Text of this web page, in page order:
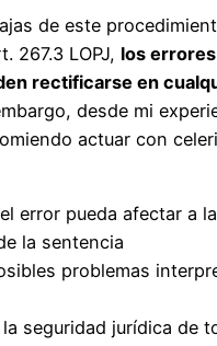
de este
267.3 LOPJ, los errores
rectificarse en
desde mi
actuar con
error pueda afectar a la
la sentencia
problemas
seguridad jurídica de